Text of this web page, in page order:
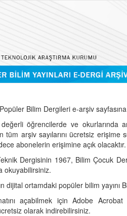
Bilim Dergileri e-arşiv
öğrencilerde ve okurlarında
tüm arşiv sayılarını ücretsiz
abonelerin erişimine açık
Dergisinin 1967, Bilim Çocuk
okuyabilirsiniz.
dijital ortamdaki popüler bilim yayını
açabilmek için Adobe
olarak indirebilirsiniz.